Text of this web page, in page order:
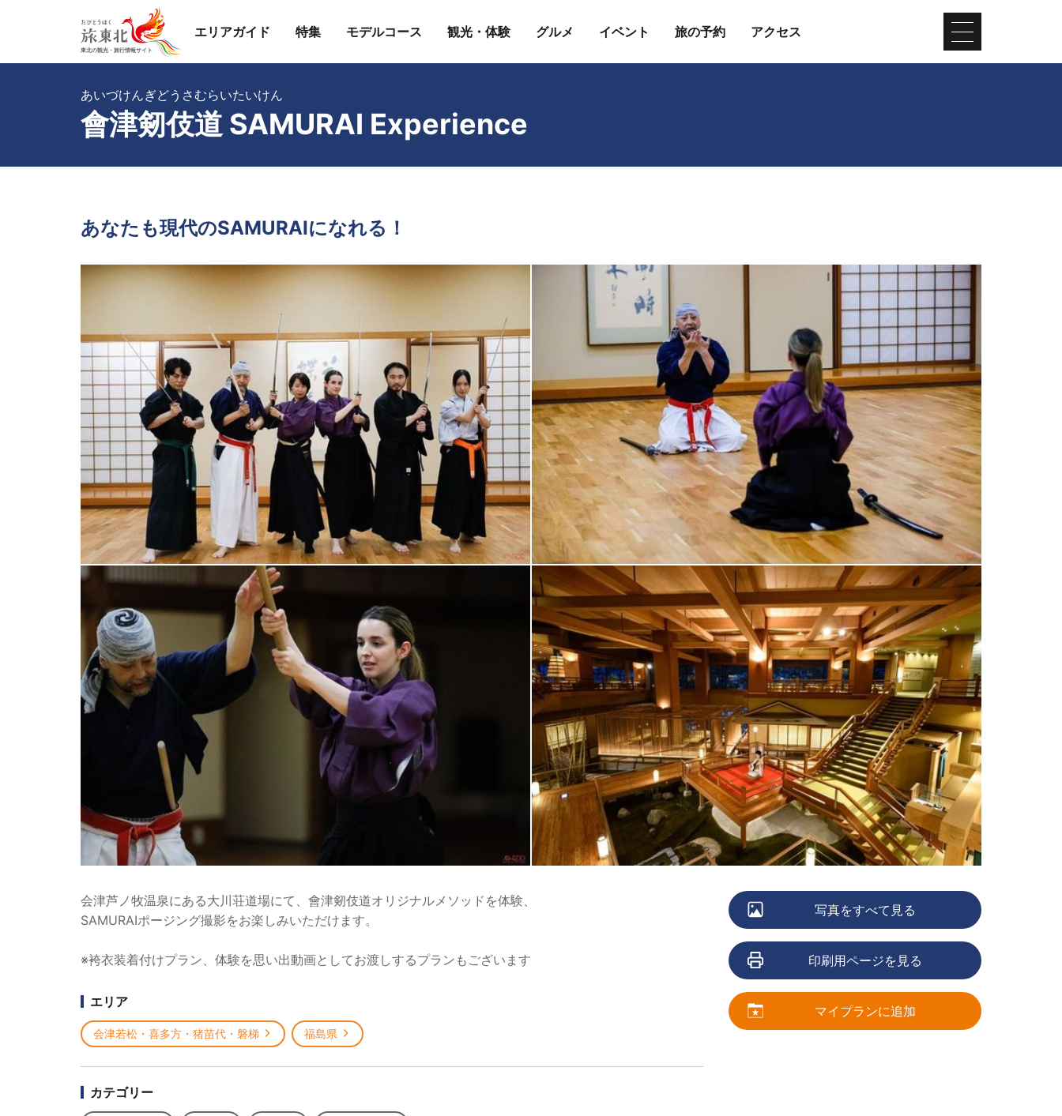
エリアガイド 特集 モデルコース 観光・体験 グルメ イベント 旅の予約 アクセス
會津剱伎道 SAMURAI Experience
あいづけんぎどうさむらいたいけん
あなたも現代のSAMURAIになれる！
会津芦ノ牧温泉にある大川荘道場にて、會津剱伎道オリジナルメソッドを体験、
SAMURAIポージング撮影をお楽しみいただけます。
※袴衣装着付けプラン、体験を思い出動画としてお渡しするプランもございます
エリア
会津若松・喜多方・猪苗代・磐梯 福島県
カテゴリー
写真をすべて見る
印刷用ページを見る
マイプランに追加